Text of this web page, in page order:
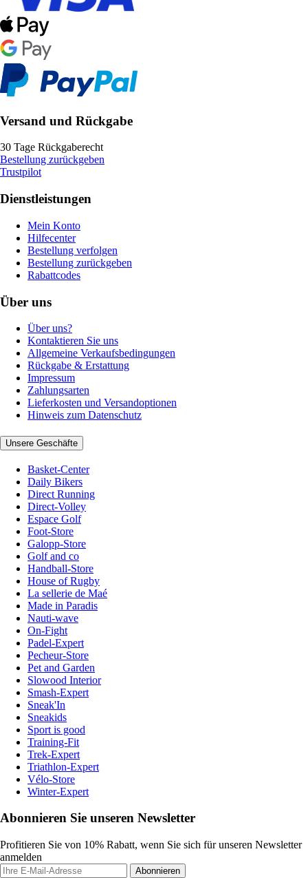
Versand und Rückgabe
30 Tage Rückgaberecht
Bestellung zurückgeben
Trustpilot
Dienstleistungen
Mein Konto
Hilfecenter
Bestellung verfolgen
Bestellung zurückgeben
Rabattcodes
Über uns
Über uns?
Kontaktieren Sie uns
Allgemeine Verkaufsbedingungen
Rückgabe & Erstattung
Impressum
Zahlungsarten
Lieferkosten und Versandoptionen
Hinweis zum Datenschutz
Unsere Geschäfte
Basket-Center
Daily Bikers
Direct Running
Direct-Volley
Espace Golf
Foot-Store
Galopp-Store
Golf and co
Handball-Store
House of Rugby
La sellerie de Maé
Made in Paradis
Nauti-wave
On-Fight
Padel-Expert
Pecheur-Store
Pet and Garden
Slowood Interior
Smash-Expert
Sneak'In
Sneakids
Sport is good
Training-Fit
Trek-Expert
Triathlon-Expert
Vélo-Store
Winter-Expert
Abonnieren Sie unseren Newsletter
Profitieren Sie von 10% Rabatt, wenn Sie sich für unseren Newsletter
anmelden
Abonnieren